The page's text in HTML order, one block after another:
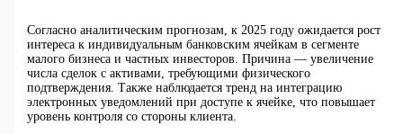
Согласно аналитическим прогнозам, к 2025 году ожидается рост
интереса к индивидуальным банковским ячейкам в сегменте
малого бизнеса и частных инвесторов. Причина — увеличение
числа сделок с активами, требующими физического
подтверждения. Также наблюдается тренд на интеграцию
электронных уведомлений при доступе к ячейке, что повышает
уровень контроля со стороны клиента.